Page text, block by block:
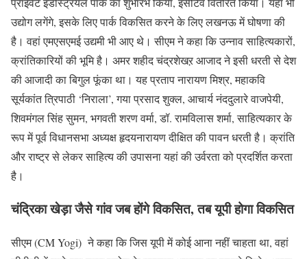
उद्योग लगेंगे, इसके लिए पार्क विकसित करने के लिए लखनऊ में घोषणा की
है। वहां एमएसएमई उद्यमी भी आए थे। सीएम ने कहा कि उन्नाव साहित्यकारों,
क्रांतिकारियों की भूमि है। अमर शहीद चंद्रशेखऱ आजाद ने इसी धरती से देश
की आजादी का बिगुल फूंका था। यह प्रताप नारायण मिश्र, महाकवि
सूर्यकांत त्रिपाठी ‘निराला’, गया प्रसाद शुक्ल, आचार्य नंददुलारे वाजपेयी,
शिवमंगल सिंह सुमन, भगवती शरण वर्मा, डॉ. रामविलास शर्मा, साहित्यकार के
रूप में पूर्व विधानसभा अध्यक्ष हृदयनारायण दीक्षित की पावन धरती है। क्रांति
और राष्ट्र से लेकर साहित्य की उपासना यहां की उर्वरता को प्रदर्शित करता
है।
चंद्रिका खेड़ा जैसे गांव जब होंगे विकसित, तब यूपी होगा विकसित
सीएम (CM Yogi) ने कहा कि जिस यूपी में कोई आना नहीं चाहता था, वहां